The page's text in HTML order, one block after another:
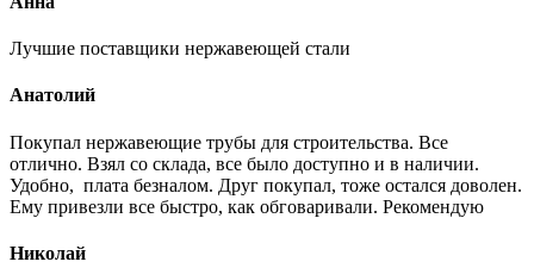
Лучшие поставщики нержавеющей стали
Анатолий
Покупал нержавеющие трубы для строительства. Все
отлично. Взял со склада, все было доступно и в наличии.
Удобно, плата безналом. Друг покупал, тоже остался доволен.
Ему привезли все быстро, как обговаривали. Рекомендую
Николай